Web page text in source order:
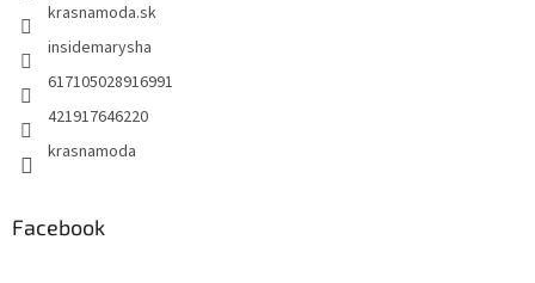
krasnamoda.sk
insidemarysha
617105028916991
421917646220
krasnamoda
Facebook